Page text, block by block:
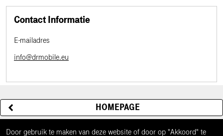
Contact Informatie
E-mailadres
info@drmobile.eu
HOMEPAGE
Door gebruik te maken van deze website of door op "Akkoord" te